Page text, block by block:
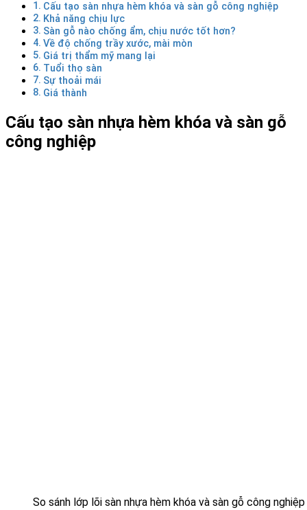
Cấu tạo sàn nhựa hèm khóa và sàn gỗ công nghiệp
Khả năng chịu lực
Sàn gỗ nào chống ẩm, chịu nước tốt hơn?
Về độ chống trầy xước, mài mòn
Giá trị thẩm mỹ mang lại
Tuổi thọ sàn
Sự thoải mái
Giá thành
Cấu tạo sàn nhựa hèm khóa và sàn gỗ
công nghiệp
So sánh lớp lõi sàn nhựa hèm khóa và sàn gỗ công nghiệp